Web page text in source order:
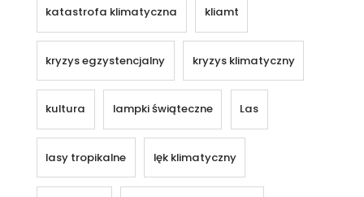
katastrofa klimatyczna kliamt
kryzys egzystencjalny kryzys klimatyczny
kultura lampki świąteczne Las
lasy tropikalne lęk klimatyczny